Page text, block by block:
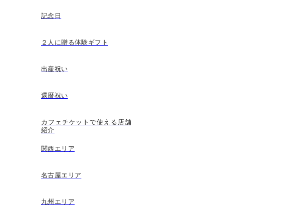
記念日
２人に贈る体験ギフト
出産祝い
還暦祝い
カフェチケットで使える店舗
紹介
関西エリア
名古屋エリア
九州エリア